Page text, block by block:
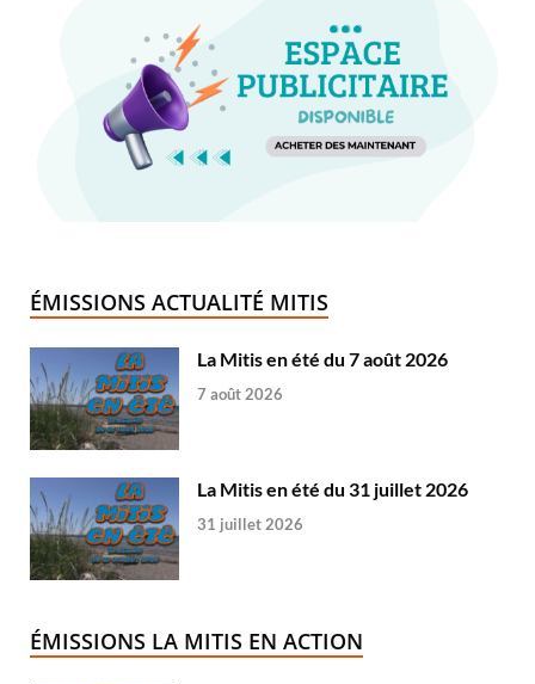
ÉMISSIONS ACTUALITÉ MITIS
La Mitis en été du 7 août 2026
7 août 2026
La Mitis en été du 31 juillet 2026
31 juillet 2026
ÉMISSIONS LA MITIS EN ACTION